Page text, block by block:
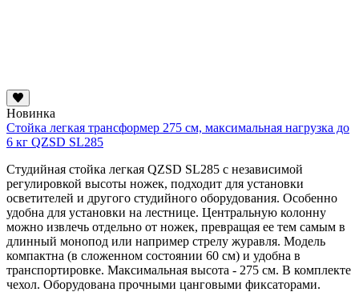
Новинка
Стойка легкая трансформер 275 см, максимальная нагрузка до
6 кг QZSD SL285
Студийная стойка легкая QZSD SL285 с независимой
регулировкой высоты ножек, подходит для установки
осветителей и другого студийного оборудования. Особенно
удобна для установки на лестнице. Центральную колонну
можно извлечь отдельно от ножек, превращая ее тем самым в
длинный монопод или например стрелу журавля. Модель
компактна (в сложенном состоянии 60 см) и удобна в
транспортировке. Максимальная высота - 275 см. В комплекте
чехол. Оборудована прочными цанговыми фиксаторами.